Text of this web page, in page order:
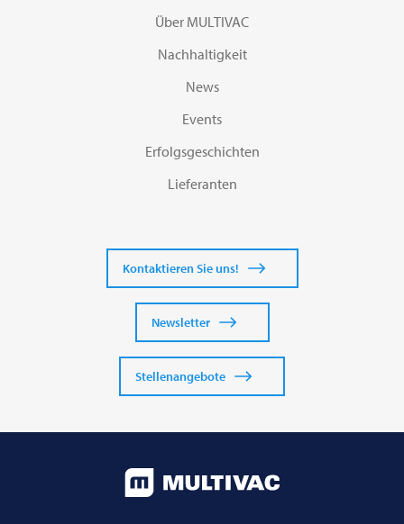
Über MULTIVAC
Nachhaltigkeit
News
Events
Erfolgsgeschichten
Lieferanten
Kontaktieren Sie uns!
Newsletter
Stellenangebote